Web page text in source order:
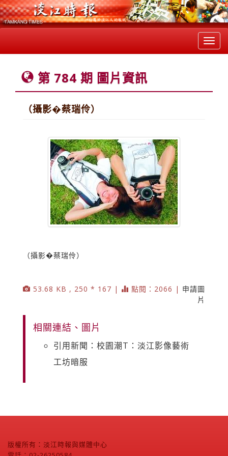
第 784 期 圖片資訊
（攝影�蔡瑞伶）
（攝影�蔡瑞伶）
53.68 KB , 250 * 167 | 點閱：2066 | 申請圖
片
相關連結、圖片
引用新聞：校園潮T：淡江影像藝術
工坊暗服
版權所有：淡江時報與媒體中心